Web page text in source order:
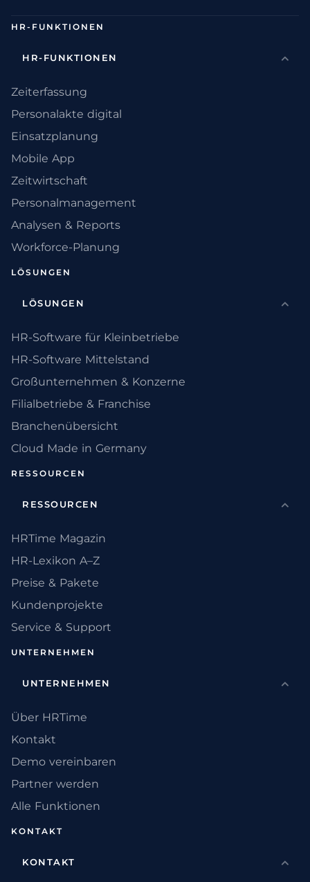
HR-FUNKTIONEN
HR-FUNKTIONEN
Zeiterfassung
Personalakte digital
Einsatzplanung
Mobile App
Zeitwirtschaft
Personalmanagement
Analysen & Reports
Workforce-Planung
LÖSUNGEN
LÖSUNGEN
HR-Software für Kleinbetriebe
HR-Software Mittelstand
Großunternehmen & Konzerne
Filialbetriebe & Franchise
Branchenübersicht
Cloud Made in Germany
RESSOURCEN
RESSOURCEN
HRTime Magazin
HR-Lexikon A–Z
Preise & Pakete
Kundenprojekte
Service & Support
UNTERNEHMEN
UNTERNEHMEN
Über HRTime
Kontakt
Demo vereinbaren
Partner werden
Alle Funktionen
KONTAKT
KONTAKT